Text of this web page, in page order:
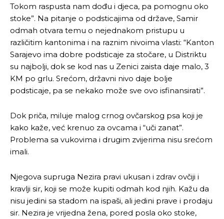
Tokom raspusta nam dođu i djeca, pa pomognu oko
stoke”. Na pitanje o podsticajima od države, Samir
odmah otvara temu o nejednakom pristupu u
različitim kantonima i na raznim nivoima vlasti: “Kanton
Sarajevo ima dobre podsticaje za stočare, u Distriktu
su najbolji, dok se kod nas u Zenici zaista daje malo, 3
KM po grlu. Srećom, državni nivo daje bolje
podsticaje, pa se nekako može sve ovo isfinansirati”.
Dok priča, miluje malog crnog ovčarskog psa koji je
kako kaže, već krenuo za ovcama i “uči zanat”.
Problema sa vukovima i drugim zvijerima nisu srećom
imali.
Njegova supruga Nezira pravi ukusan i zdrav ovčiji i
kravlji sir, koji se može kupiti odmah kod njih. Kažu da
nisu jedini sa stadom na ispaši, ali jedini prave i prodaju
sir. Nezira je vrijedna žena, pored posla oko stoke,